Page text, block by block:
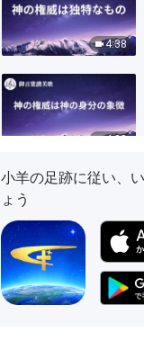
4:38
4:08
51:52
小羊の足跡に従い、
ょう